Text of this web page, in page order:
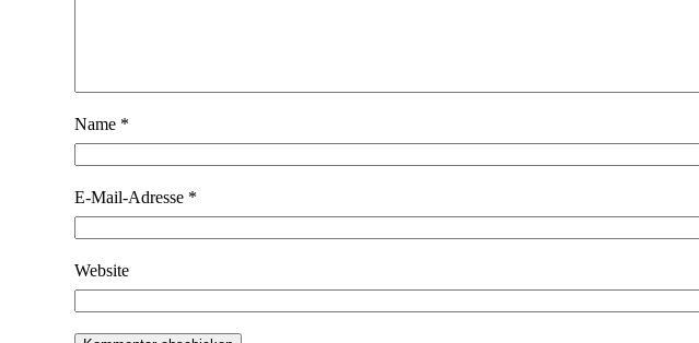
Name *
E-Mail-Adresse *
Website